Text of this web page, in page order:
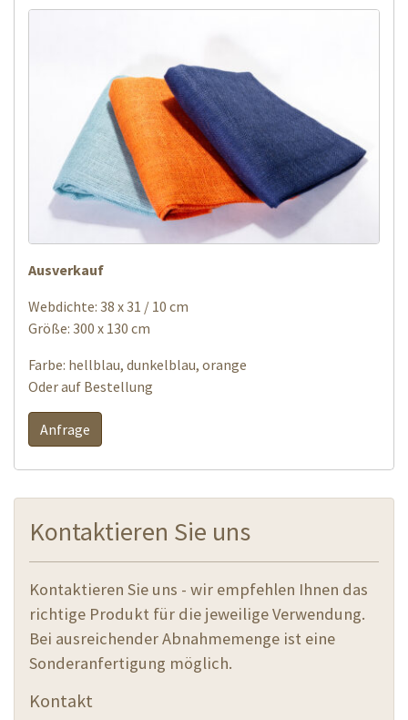
Ausverkauf
Webdichte: 38 x 31 / 10 cm
Größe: 300 x 130 cm
Farbe: hellblau, dunkelblau, orange
Oder auf Bestellung
Anfrage
Kontaktieren Sie uns
Kontaktieren Sie uns - wir empfehlen Ihnen das
richtige Produkt für die jeweilige Verwendung.
Bei ausreichender Abnahmemenge ist eine
Sonderanfertigung möglich.
Kontakt